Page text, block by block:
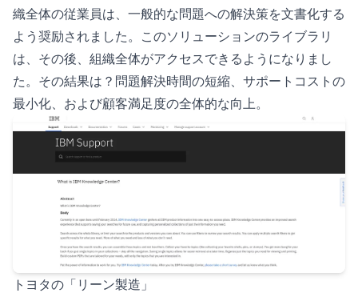
織全体の従業員は、一般的な問題への解決策を文書化する
よう奨励されました。このソリューションのライブラリ
は、その後、組織全体がアクセスできるようになりまし
た。その結果は？問題解決時間の短縮、サポートコストの
最小化、および顧客満足度の全体的な向上。
トヨタの「リーン製造」